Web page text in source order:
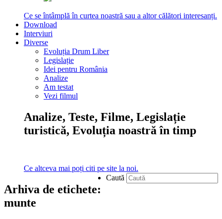
Ce se întâmplă în curtea noastră sau a altor călători interesanți.
Download
Interviuri
Diverse
Evoluția Drum Liber
Legislație
Idei pentru România
Analize
Am testat
Vezi filmul
Analize, Teste, Filme, Legislație
turistică, Evoluția noastră în timp
Ce altceva mai poți citi pe site la noi.
Caută
Arhiva de etichete:
munte